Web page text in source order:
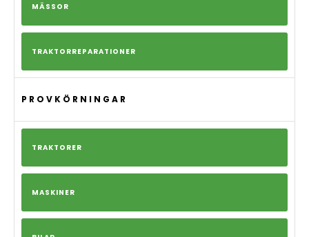
MÄSSOR
TRAKTORREPARATIONER
PROVKÖRNINGAR
TRAKTORER
MASKINER